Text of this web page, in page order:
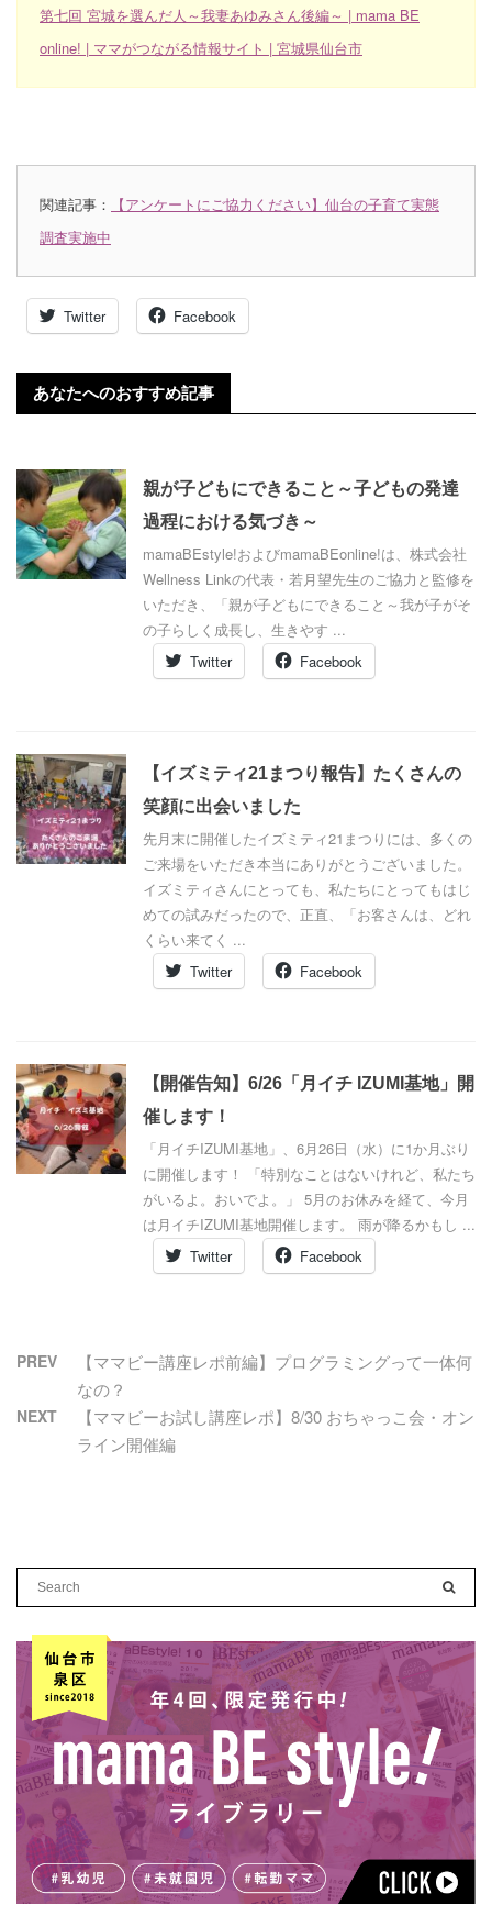
第七回 宮城を選んだ人～我妻あゆみさん後編～ | mama BE
online! | ママがつながる情報サイト | 宮城県仙台市
関連記事：
【アンケートにご協力ください】仙台の子育て実態
調査実施中
Twitter Facebook
あなたへのおすすめ記事
親が子どもにできること～子どもの発達
過程における気づき～
mamaBEstyle!およびmamaBEonline!は、株式会社
Wellness Linkの代表・若月望先生のご協力と監修を
いただき、「親が子どもにできること～我が子がそ
の子らしく成長し、生きやす ...
Twitter
Facebook
【イズミティ21まつり報告】たくさんの
笑顔に出会いました
先月末に開催したイズミティ21まつりには、多くの
ご来場をいただき本当にありがとうございました。
イズミティさんにとっても、私たちにとってもはじ
めての試みだったので、正直、「お客さんは、どれ
くらい来てく ...
Twitter
Facebook
【開催告知】6/26「月イチ IZUMI基地」開
催します！
「月イチIZUMI基地」、6月26日（水）に1か月ぶり
に開催します！ 「特別なことはないけれど、私たち
がいるよ。おいでよ。」 5月のお休みを経て、今月
は月イチIZUMI基地開催します。 雨が降るかもし ...
Twitter
Facebook
PREV
【ママビー講座レポ前編】プログラミングって一体何
なの？
NEXT
【ママビーお試し講座レポ】8/30 おちゃっこ会・オン
ライン開催編